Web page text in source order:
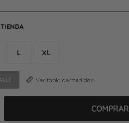
L XL
Ver tabla de medidas
COMPRAR